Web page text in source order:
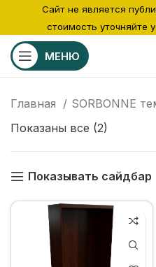
МЕНЮ
Главная SORBONNE
Показаны все (2)
Показывать сайдбар
Сайт не является
стоимость уточняйте